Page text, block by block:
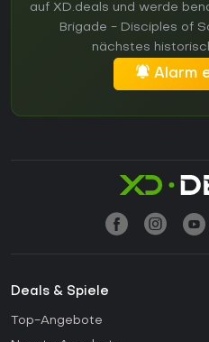
auf XD.deals und werde
Brigade - Disciples of
nächstes
Alarm
Deals & Spiele
Top-Angebote